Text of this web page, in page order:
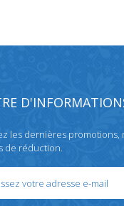
les dernières promotions,
de réduction.